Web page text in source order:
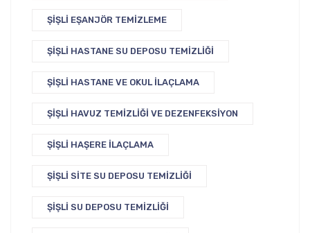
ŞIŞLI EŞANJÖR TEMIZLEME
ŞIŞLI HASTANE SU DEPOSU TEMIZLIĞI
ŞIŞLI HASTANE VE OKUL İLAÇLAMA
ŞIŞLI HAVUZ TEMIZLIĞI VE DEZENFEKSIYON
ŞIŞLI HAŞERE İLAÇLAMA
ŞIŞLI SITE SU DEPOSU TEMIZLIĞI
ŞIŞLI SU DEPOSU TEMIZLIĞI